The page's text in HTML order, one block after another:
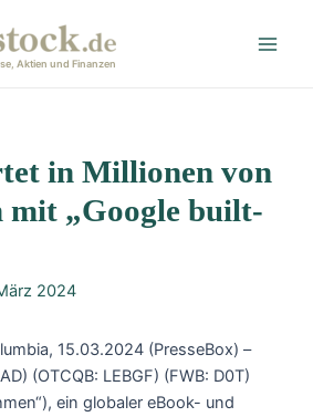
Aktien und Finanzen
in Millionen von
mit „Google built-
2024
15.03.2024 (PresseBox) –
(OTCQB: LEBGF) (FWB: D0T)
ein globaler eBook- und